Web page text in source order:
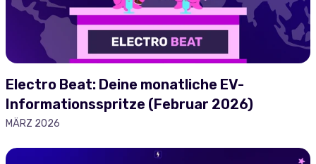
Electro Beat: Deine monatliche EV-
Informationsspritze (Februar 2026)
MÄRZ 2026